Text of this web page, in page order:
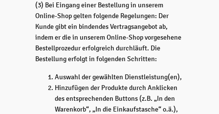
(3) Bei Eingang einer Bestellung in unserem
Online-Shop gelten folgende Regelungen: Der
Kunde gibt ein bindendes Vertragsangebot ab,
indem er die in unserem Online-Shop vorgesehene
Bestellprozedur erfolgreich durchläuft. Die
Bestellung erfolgt in folgenden Schritten:
Auswahl der gewählten Dienstleistung(en),
Hinzufügen der Produkte durch Anklicken
des entsprechenden Buttons (z.B. „In den
Warenkorb“, „In die Einkaufstasche“ o.ä.),